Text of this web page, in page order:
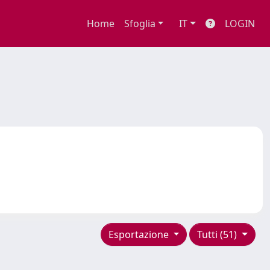
Home Sfoglia IT LOGIN
Tutti (51)
Esportazione